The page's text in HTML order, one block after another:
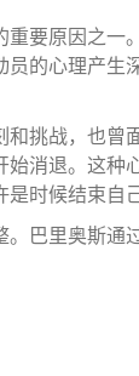
要原因之一
的心理产生
挑战，也曾
消退。这种
时候结束自
巴里奥斯通